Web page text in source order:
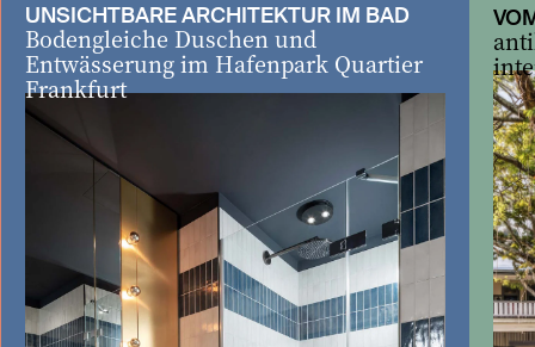
UNSICHTBARE ARCHITEKTUR IM BAD
Bodengleiche Duschen und
Entwässerung im Hafenpark Quartier
Frankfurt